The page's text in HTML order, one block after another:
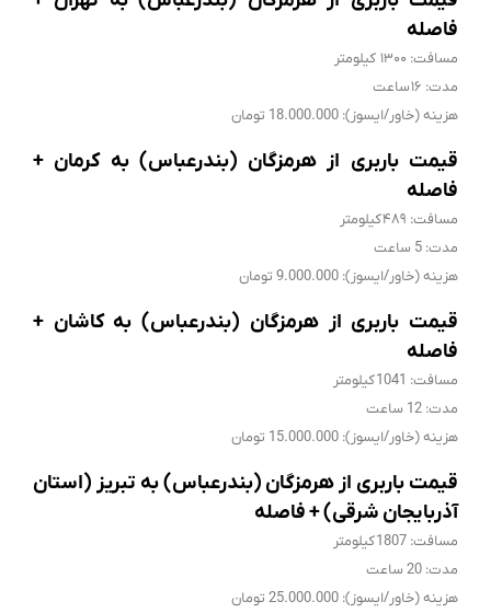
فاصله
مسافت: ۱۳۰۰ کیلومتر
مدت: ۱۶ ساعت
هزینه (خاور/ایسوز): 18.000.000 تومان
قیمت باربری از هرمزگان (بندرعباس) به کرمان +
فاصله
مسافت: ۴۸۹ کیلومتر
مدت: 5 ساعت
هزینه (خاور/ایسوز): 9.000.000 تومان
قیمت باربری از هرمزگان (بندرعباس) به کاشان +
فاصله
مسافت: 1041 کیلومتر
مدت: 12 ساعت
هزینه (خاور/ایسوز): 15.000.000 تومان
قیمت باربری از هرمزگان (بندرعباس) به تبریز (استان
آذربایجان شرقی) + فاصله
مسافت: 1807 کیلومتر
مدت: 20 ساعت
هزینه (خاور/ایسوز): 25.000.000 تومان